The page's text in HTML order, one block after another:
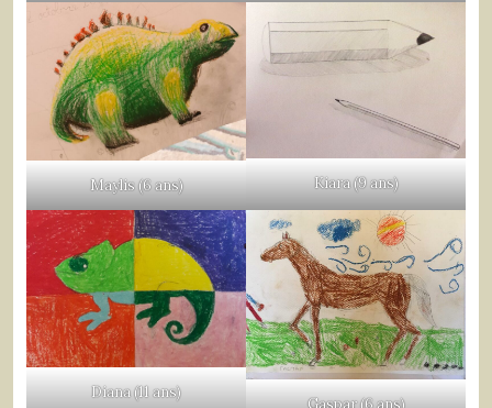
Maylis (6 ans) Kiara (9 ans)
Diana (11 ans)